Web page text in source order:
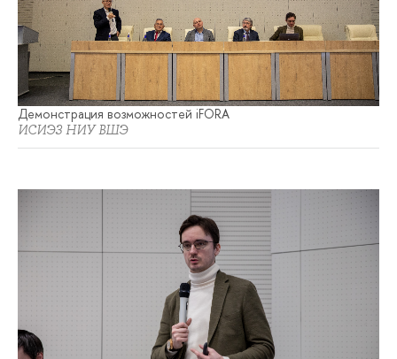
Демонстрация возможностей iFORA
ИСИЭЗ НИУ ВШЭ